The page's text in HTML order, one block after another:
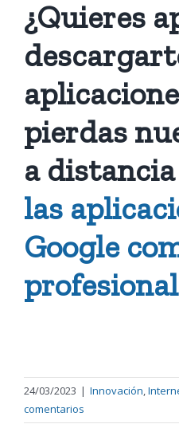
¿Quieres
pierdas
a distancia
las
Google
profesional
24/03/2023 | Innovación,
comentarios